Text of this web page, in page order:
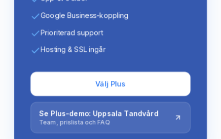
Google Business-koppling
Prioriterad support
Hosting & SSL ingår
Välj Plus
Se Plus-demo: Uppsala Tandvård
Team, prislista och FAQ